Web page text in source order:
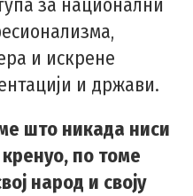
за национални
и искрене
и држави.
што никада ниси
по томе
народ и своју